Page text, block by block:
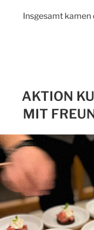
Insgesamt kamen
AKTION
MIT